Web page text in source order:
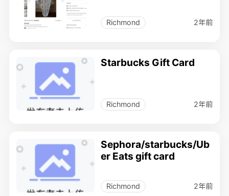
Richmond 2年前
Starbucks Gift Card
Richmond 2年前
Sephora/starbucks/Ub
er Eats gift card
Richmond 2年前